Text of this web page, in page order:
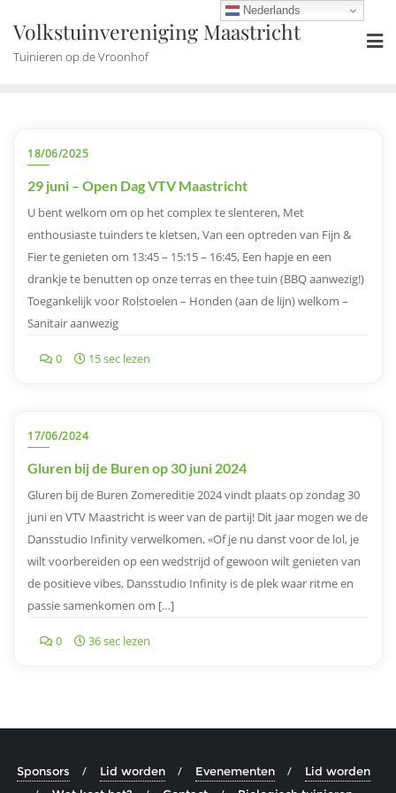
naar
de
Volkstuinvereniging Maastricht
Tuinieren op de Vroonhof
18/06/2025
29 juni – Open Dag VTV Maastricht
U bent welkom om op het complex te slenteren, Met
enthousiaste tuinders te kletsen, Van een optreden van Fijn &
Fier te genieten om 13:45 – 15:15 – 16:45, Een hapje en een
drankje te benutten op onze terras en thee tuin (BBQ aanwezig!)
Toegankelijk voor Rolstoelen – Honden (aan de lijn) welkom –
Sanitair aanwezig
0 15 sec lezen
17/06/2024
Gluren bij de Buren op 30 juni 2024
Gluren bij de Buren Zomereditie 2024 vindt plaats op zondag 30
juni en VTV Maastricht is weer van de partij! Dit jaar mogen we de
Dansstudio Infinity verwelkomen. «Of je nu danst voor de lol, je
wilt voorbereiden op een wedstrijd of gewoon wilt genieten van
de positieve vibes, Dansstudio Infinity is de plek waar ritme en
passie samenkomen om […]
0 36 sec lezen
Sponsors Lid worden Evenementen
Lid worden
Nederlands